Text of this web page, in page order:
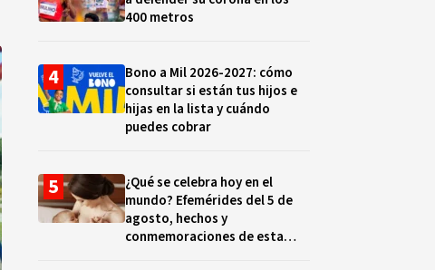
400 metros
Bono a Mil 2026-2027: cómo
consultar si están tus hijos e
hijas en la lista y cuándo
puedes cobrar
¿Qué se celebra hoy en el
mundo? Efemérides del 5 de
agosto, hechos y
conmemoraciones de esta